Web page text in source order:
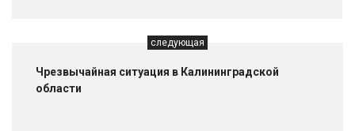
следующая
Чрезвычайная ситуация в Калининградской
области